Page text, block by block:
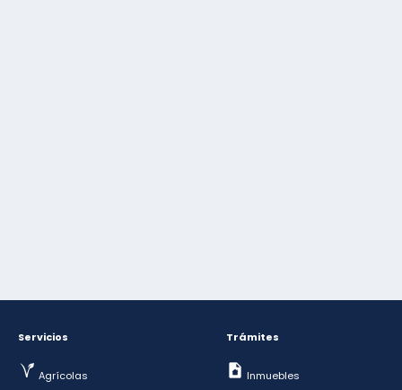
Servicios
Agrícolas
Trámites
Inmuebles